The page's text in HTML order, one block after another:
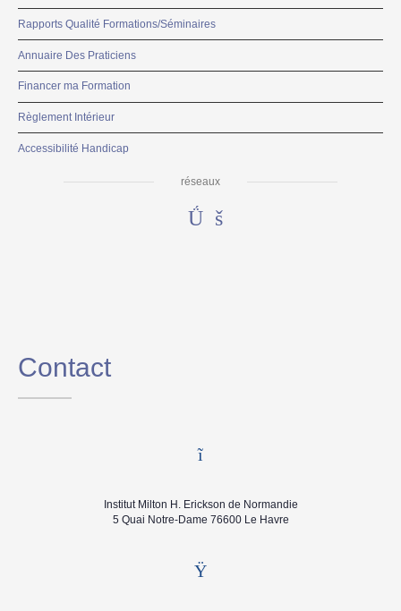
Rapports Qualité Formations/Séminaires
Annuaire Des Praticiens
Financer ma Formation
Règlement Intérieur
Accessibilité Handicap
réseaux
Contact
Institut Milton H. Erickson de Normandie
5 Quai Notre-Dame 76600 Le Havre